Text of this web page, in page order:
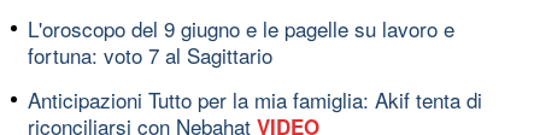
L'oroscopo del 9 giugno e le pagelle su lavoro e
fortuna: voto 7 al Sagittario
Anticipazioni Tutto per la mia famiglia: Akif tenta di
riconciliarsi con Nebahat VIDEO